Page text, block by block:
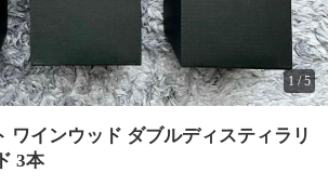
1/5
ワインウッド ダブルディスティラリ
3本